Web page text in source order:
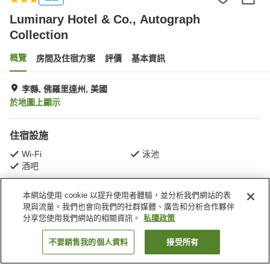
Luminary Hotel & Co., Autograph
Collection
概覽 房間及住宿方案 評價 基本資訊
李縣, 佛羅里達州, 美國
於地圖上顯示
住宿設施
Wi-Fi
泳池
酒吧
主頁 美國 佛羅里達州
李縣
Luminary Hotel & Co., Autograph Collection
找客房
本網站使用 cookie 以提升使用者體驗，並分析我們網站的表
現與流量。我們也會向我們的社群媒體、廣告和分析合作夥伴
分享您使用我們網站的相關資訊。
私隱政策
不要銷售我的個人資料 接受所有